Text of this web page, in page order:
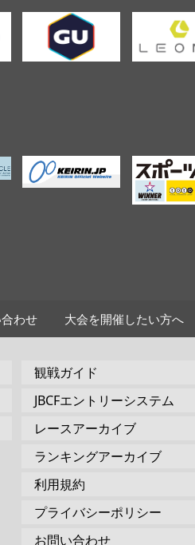
わせ 大会を開催したい方へ
観戦ガイド
JBCFエントリーシステム
レースアーカイブ
ランキングアーカイブ
利用規約
プライバシーポリシー
お問い合わせ